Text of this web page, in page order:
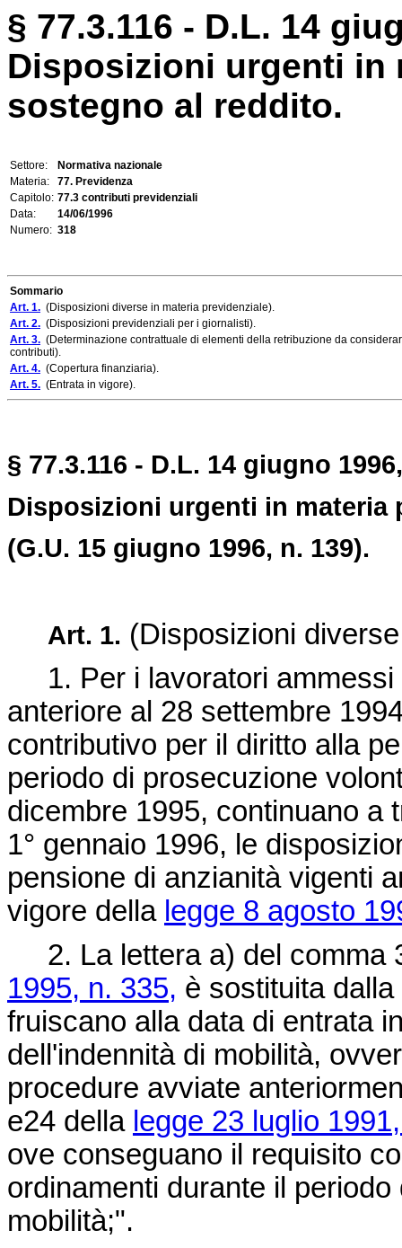
§ 77.3.116 - D.L. 14
Disposizioni urgenti in
sostegno al reddito.
Settore:
Normativa nazionale
Materia:
77. Previdenza
Capitolo: 77.3 contributi previdenziali
Data:
14/06/1996
Numero: 318
Sommario
Art. 1. (Disposizioni diverse in materia previdenziale).
Art. 2. (Disposizioni previdenziali per i giornalisti).
Art. 3. (Determinazione contrattuale di elementi della retribuzione da
contributi).
Art. 4. (Copertura finanziaria).
Art. 5. (Entrata in vigore).
§ 77.3.116 - D.L. 14 giugno
Disposizioni urgenti in materia
(G.U. 15 giugno 1996, n. 139).
Art. 1. (Disposizioni
1. Per i lavoratori ammessi
anteriore al 28 settembre
contributivo per il diritto alla
periodo di prosecuzione
dicembre 1995, continuano a
1° gennaio 1996, le
pensione di anzianità vigenti
vigore della legge 8 agosto
2. La lettera a) del comma
1995, n. 335, è sostituita
fruiscano alla data di entrata
dell'indennità di mobilità,
procedure avviate
e24 della legge 23 luglio
ove conseguano il requisito
ordinamenti durante il
mobilità;".